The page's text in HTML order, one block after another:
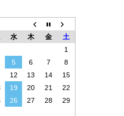
水 木 金
土
1
5 6 7
8
12 13 14
15
19 20 21
22
26 27 28
29